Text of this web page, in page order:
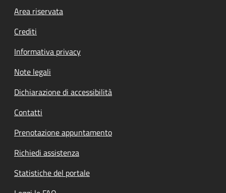
Footer menu
Area riservata
Crediti
Informativa privacy
Note legali
Dichiarazione di accessibilità
Contatti
Prenotazione appuntamento
Richiedi assistenza
Statistiche del portale